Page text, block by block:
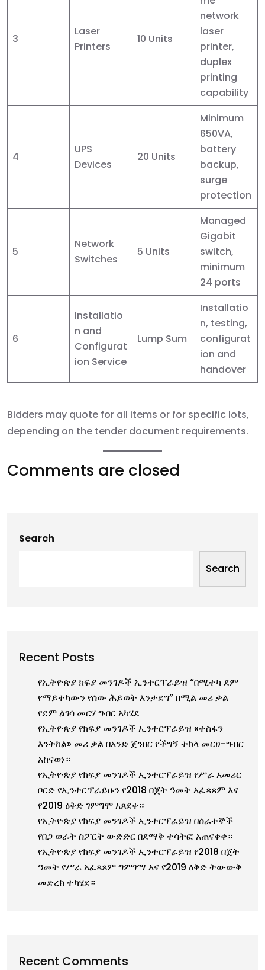
3
Laser
Printers
10 Units
network
laser
printer,
duplex
printing
capability
4
UPS
Devices
20 Units
Minimum
650VA,
battery
backup,
surge
protection
5
Network
Switches
5 Units
Managed
Gigabit
switch,
minimum
24 ports
6
Installatio
n and
Configurat
ion Service
Lump Sum
Installatio
n, testing,
configurat
ion and
handover
Bidders may quote for all items or for specific lots,
depending on the tender document requirements.
Comments are closed
Search
Search
Recent Posts
የኢትዮጵያ ክፍያ መንገዶች ኢንተርፕራይዝ “በሚተካ ደም
የማይተካውን የሰው ሕይወት እንታደግ” በሚል መሪ ቃል
የደም ልገሳ መርሃ ግብር አካሄደ
የኢትዮጵያ የክፍያ መንገዶች ኢንተርፕራይዝ «ተስፋን
እንትከል» መሪ ቃል በአንድ ጀንበር የችግኝ ተከላ መርሀ-ግብር
አከናወነ።
የኢትዮጵያ የክፍያ መንገዶች ኢንተርፕራይዝ የሥራ አመሪር
ቦርድ የኢንተርፕራይዙን የ2018 በጀት ዓመት አፈጻጸም እና
የ2019 ዕቅድ ገምግሞ አጸደቀ።
የኢትዮጵያ የክፍያ መንገዶች ኢንተርፕራይዝ በሰራተኞች
የበጋ ወራት ስፖርት ውድድር በደማቅ ተሳትፎ አጠናቀቀ።
የኢትዮጵያ የክፍያ መንገዶች ኢንተርፕራይዝ የ2018 በጀት
ዓመት የሥራ አፈጻጸም ግምገማ እና የ2019 ዕቅድ ትውውቅ
መድረክ ተካሄደ።
Recent Comments